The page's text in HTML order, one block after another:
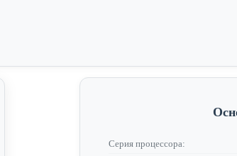
Серия процессора: